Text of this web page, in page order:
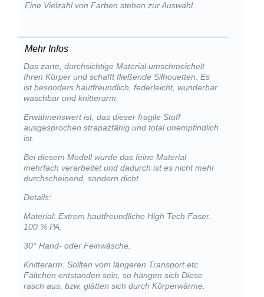
Eine Vielzahl von Farben stehen zur Auswahl.
Mehr Infos
Das zarte, durchsichtige Material umschmeichelt
Ihren Körper und schafft fließende Silhouetten. Es
ist besonders hautfreundlich, federleicht, wunderbar
waschbar und knitterarm.
Erwähnenswert ist, das dieser fragile Stoff
ausgesprochen strapazfähig und total unempfindlich
ist.
Bei diesem Modell wurde das feine Material
mehrfach verarbeitet und dadurch ist es nicht mehr
durchscheinend, sondern dicht.
Details:
Material: Extrem hautfreundliche High Tech Faser.
100 % PA.
30° Hand- oder Feinwäsche.
Knitterarm: Sollten vom längeren Transport etc.
Fältchen entstanden sein, so hängen sich Diese
rasch aus, bzw. glätten sich durch Körperwärme.